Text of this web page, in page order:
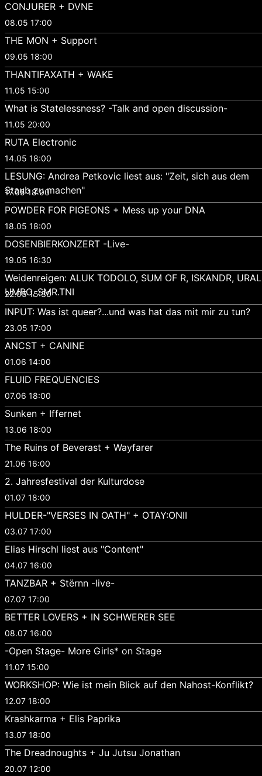
CONJURER + DVNE
08.05 17:00
THE MON + Support
09.05 18:00
THANTIFAXATH + WAKE
11.05 15:00
What is Statelessness? -Talk and open discussion-
11.05 20:00
RUTA Electronic
14.05 18:00
LESUNG: Andrea Petkovic liest aus: "Zeit, sich aus dem
Staub zu machen"
17.05 18:00
POWDER FOR PIGEONS + Mess up your DNA
18.05 18:00
DOSENBIERKONZERT -Live-
19.05 16:30
Weidenreigen: ALUK TODOLO, SUM OF R, ISKANDR, URAL
UMBO, SMR.TNI
22.05 15:30
INPUT: Was ist queer?...und was hat das mit mir zu tun?
23.05 17:00
ANCST + CANINE
01.06 14:00
FLUID FREQUENCIES
07.06 18:00
Sunken + Iffernet
13.06 18:00
The Ruins of Beverast + Wayfarer
21.06 16:00
2. Jahresfestival der Kulturdose
01.07 18:00
HULDER-"VERSES IN OATH" + OTAY:ONII
03.07 17:00
Elias Hirschl liest aus "Content"
04.07 16:00
TANZBAR + Stërnn -live-
07.07 17:00
BETTER LOVERS + IN SCHWERER SEE
08.07 16:00
-Open Stage- More Girls* on Stage
11.07 15:00
WORKSHOP: Wie ist mein Blick auf den Nahost-Konflikt?
12.07 18:00
Krashkarma + Elis Paprika
13.07 18:00
The Dreadnoughts + Ju Jutsu Jonathan
20.07 12:00